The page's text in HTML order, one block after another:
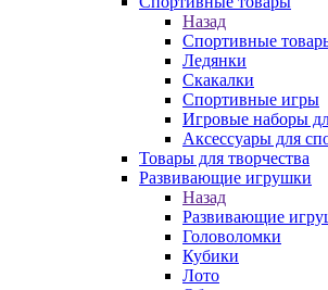
Назад
Спортивные
Ледянки
Скакалки
Спортивные игры
Игровые наборы
Аксессуары для
Товары для творчества
Развивающие игрушки
Назад
Развивающие
Головоломки
Кубики
Лото